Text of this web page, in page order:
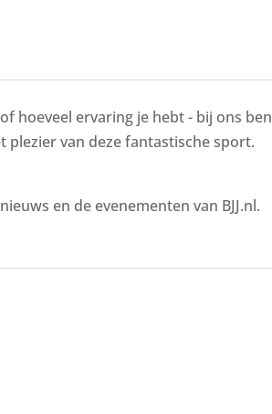
hoeveel ervaring je hebt - bij ons ben
plezier van deze fantastische sport.
en de evenementen van BJJ.nl.